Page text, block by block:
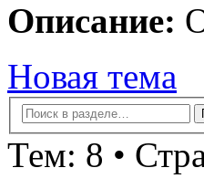
Описание:
Новая тема
Тем: 8 •